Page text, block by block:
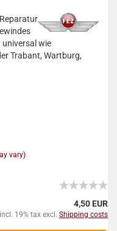
universal wie
Trabant, Wartburg,
vary)
4,50 EUR
incl. 19% tax excl. Shipping costs